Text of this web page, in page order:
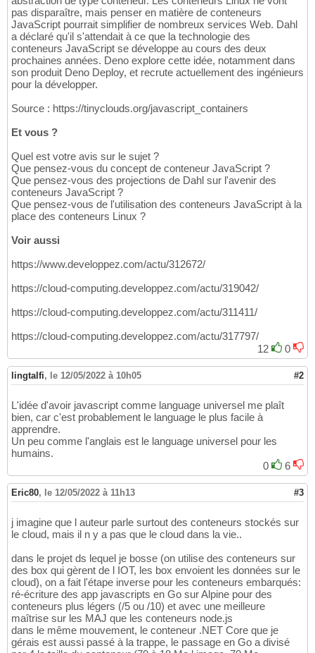
pas disparaître, mais penser en matière de conteneurs
JavaScript pourrait simplifier de nombreux services Web. Dahl
a déclaré qu'il s'attendait à ce que la technologie des
conteneurs JavaScript se développe au cours des deux
prochaines années. Deno explore cette idée, notamment dans
son produit Deno Deploy, et recrute actuellement des ingénieurs
pour la développer.
Source : https://tinyclouds.org/javascript_containers
Et vous ?
Quel est votre avis sur le sujet ?
Que pensez-vous du concept de conteneur JavaScript ?
Que pensez-vous des projections de Dahl sur l'avenir des
conteneurs JavaScript ?
Que pensez-vous de l'utilisation des conteneurs JavaScript à la
place des conteneurs Linux ?
Voir aussi
https://www.developpez.com/actu/312672/
https://cloud-computing.developpez.com/actu/319042/
https://cloud-computing.developpez.com/actu/311411/
https://cloud-computing.developpez.com/actu/317797/
12
0
lingtalfi, le 12/05/2022 à 10h05 #2
L'idée d'avoir javascript comme language universel me plaît
bien, car c'est probablement le language le plus facile à
apprendre.
Un peu comme l'anglais est le language universel pour les
humains.
0
6
Eric80, le 12/05/2022 à 11h13 #3
j imagine que l auteur parle surtout des conteneurs stockés sur
le cloud, mais il n y a pas que le cloud dans la vie..
dans le projet ds lequel je bosse (on utilise des conteneurs sur
des box qui gèrent de l IOT, les box envoient les données sur le
cloud), on a fait l'étape inverse pour les conteneurs embarqués:
ré-écriture des app javascripts en Go sur Alpine pour des
conteneurs plus légers (/5 ou /10) et avec une meilleure
maîtrise sur les MAJ que les conteneurs node.js
dans le même mouvement, le conteneur .NET Core que je
gérais est aussi passé à la trappe, le passage en Go a divisé